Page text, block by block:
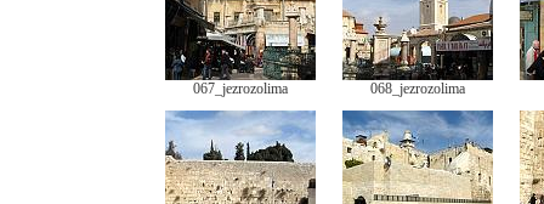
067_jezrozolima 068_jezrozolima